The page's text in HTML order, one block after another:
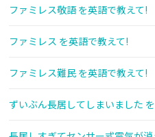
ファミレス敬語 を英語で教えて!
ファミレス を英語で教えて!
ファミレス難民 を英語で教えて!
ずいぶん長居してしまいました